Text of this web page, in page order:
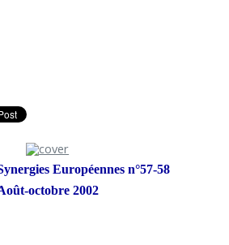
Européennes n°57-58
octobre 2002